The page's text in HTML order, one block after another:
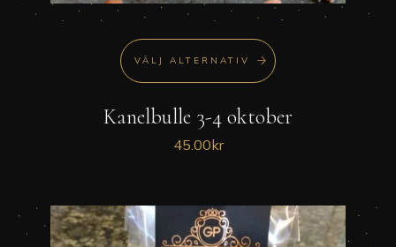
VÄLJ ALTERNATIV
Kanelbulle 3-4 oktober
45.00kr